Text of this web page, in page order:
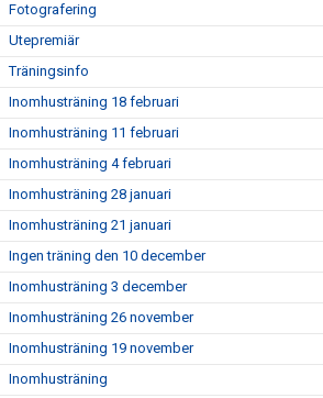
Fotografering
Utepremiär
Träningsinfo
Inomhusträning 18 februari
Inomhusträning 11 februari
Inomhusträning 4 februari
Inomhusträning 28 januari
Inomhusträning 21 januari
Ingen träning den 10 december
Inomhusträning 3 december
Inomhusträning 26 november
Inomhusträning 19 november
Inomhusträning